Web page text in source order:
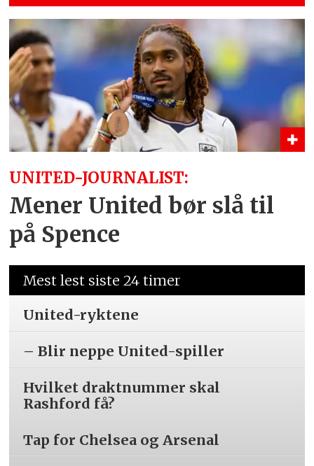
UNITED-JOURNALIST:
Mener United bør slå til
på Spence
Mest lest siste 24 timer
United-ryktene
– Blir neppe United-spiller
Hvilket draktnummer skal
Rashford få?
Tap for Chelsea og Arsenal